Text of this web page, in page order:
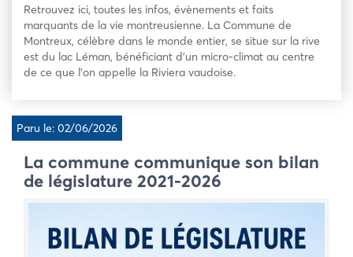
Retrouvez ici, toutes les infos, évènements et faits
marquants de la vie montreusienne. La Commune de
Montreux, célèbre dans le monde entier, se situe sur la rive
est du lac Léman, bénéficiant d’un micro-climat au centre
de ce que l’on appelle la Riviera vaudoise.
Paru le: 02/06/2026
La commune communique son bilan
de législature 2021-2026